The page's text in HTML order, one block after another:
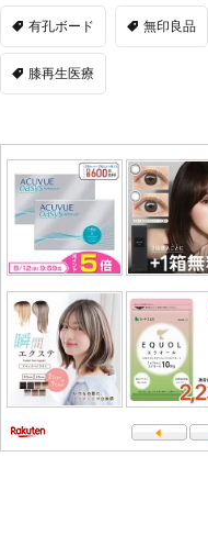
有孔ボード 無印良品
膝再生医療